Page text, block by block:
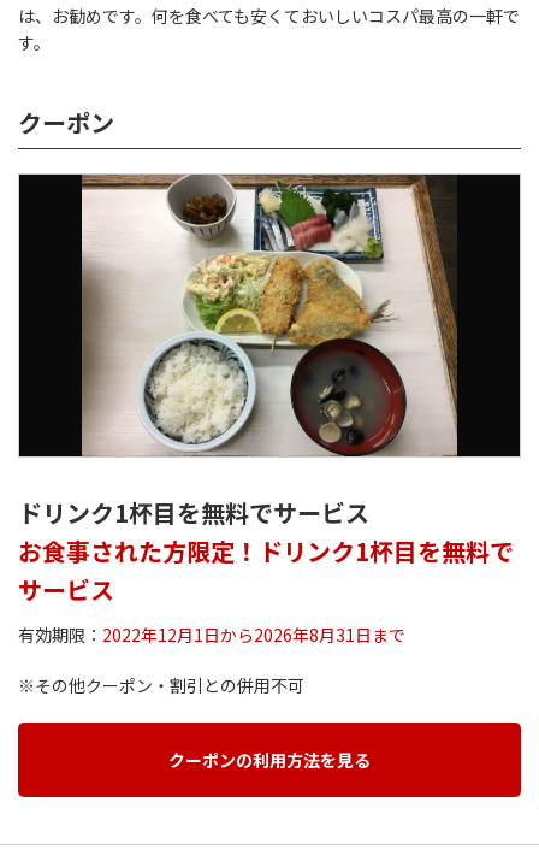
は、お勧めです。何を食べても安くておいしいコスパ最高の一軒で
す。
クーポン
ドリンク1杯目を無料でサービス
お食事された方限定！ドリンク1杯目を無料で
サービス
有効期限： 2022年12月1日から2026年8月31日まで
※その他クーポン・割引との併用不可
クーポンの利用方法を見る